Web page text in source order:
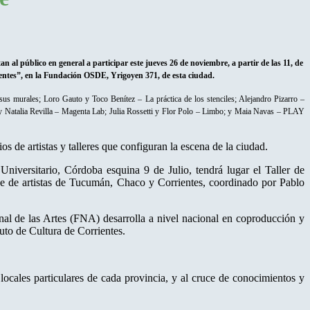
público en general a participar este jueves 26 de noviembre, a partir de las 11, de
en la Fundación OSDE, Yrigoyen 371, de esta ciudad.
murales; Loro Gauto y Toco Benítez – La práctica de los stenciles; Alejandro Pizarro –
Natalia Revilla – Magenta Lab; Julia Rossetti y Flor Polo – Limbo; y Maia Navas – PLAY
de artistas y talleres que configuran la escena de la ciudad.
Córdoba esquina 9 de Julio, tendrá lugar el Taller de
artistas de Tucumán, Chaco y Corrientes, coordinado por Pablo
de las Artes (FNA) desarrolla a nivel nacional en coproducción y
de Cultura de Corrientes.
particulares de cada provincia, y al cruce de conocimientos y